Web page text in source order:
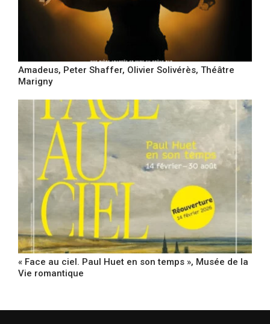
Amadeus, Peter Shaffer, Olivier Solivérès, Théâtre
Marigny
« Face au ciel. Paul Huet en son temps », Musée de la
Vie romantique